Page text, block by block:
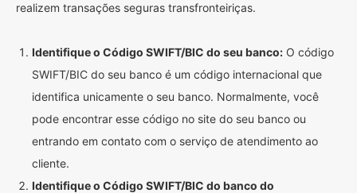
realizem transações seguras transfronteiriças.
Identifique o Código SWIFT/BIC do seu banco: O código
SWIFT/BIC do seu banco é um código internacional que
identifica unicamente o seu banco. Normalmente, você
pode encontrar esse código no site do seu banco ou
entrando em contato com o serviço de atendimento ao
cliente.
Identifique o Código SWIFT/BIC do banco do